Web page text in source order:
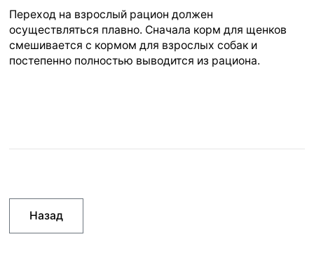
Переход на взрослый рацион должен
осуществляться плавно. Сначала корм для щенков
смешивается с кормом для взрослых собак и
постепенно полностью выводится из рациона.
Назад